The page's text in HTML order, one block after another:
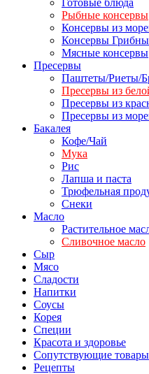
Готовые блюда
Рыбные консервы
Консервы из
Консервы
Мясные консервы
Пресервы
Паштеты/Риеты/
Пресервы из
Пресервы из
Пресервы из
Бакалея
Кофе/Чай
Мука
Рис
Лапша и паста
Трюфельная
Снеки
Масло
Растительное
Сливочное масло
Сыр
Мясо
Сладости
Напитки
Соусы
Корея
Специи
Красота и здоровье
Сопутствующие товары
Рецепты